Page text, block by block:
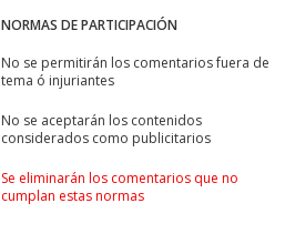
NORMAS DE PARTICIPACIÓN
No se permitirán los comentarios fuera de
tema ó injuriantes
No se aceptarán los contenidos
considerados como publicitarios
Se eliminarán los comentarios que no
cumplan estas normas